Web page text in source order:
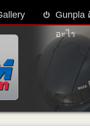
Gunpla
อะไร